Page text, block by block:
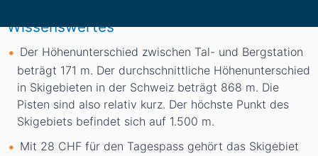
Wissenswertes
Der Höhenunterschied zwischen Tal- und Bergstation
beträgt 171 m. Der durchschnittliche Höhenunterschied
in Skigebieten in der Schweiz beträgt 868 m. Die
Pisten sind also relativ kurz. Der höchste Punkt des
Skigebiets befindet sich auf 1.500 m.
Mit 28 CHF für den Tagespass gehört das Skigebiet